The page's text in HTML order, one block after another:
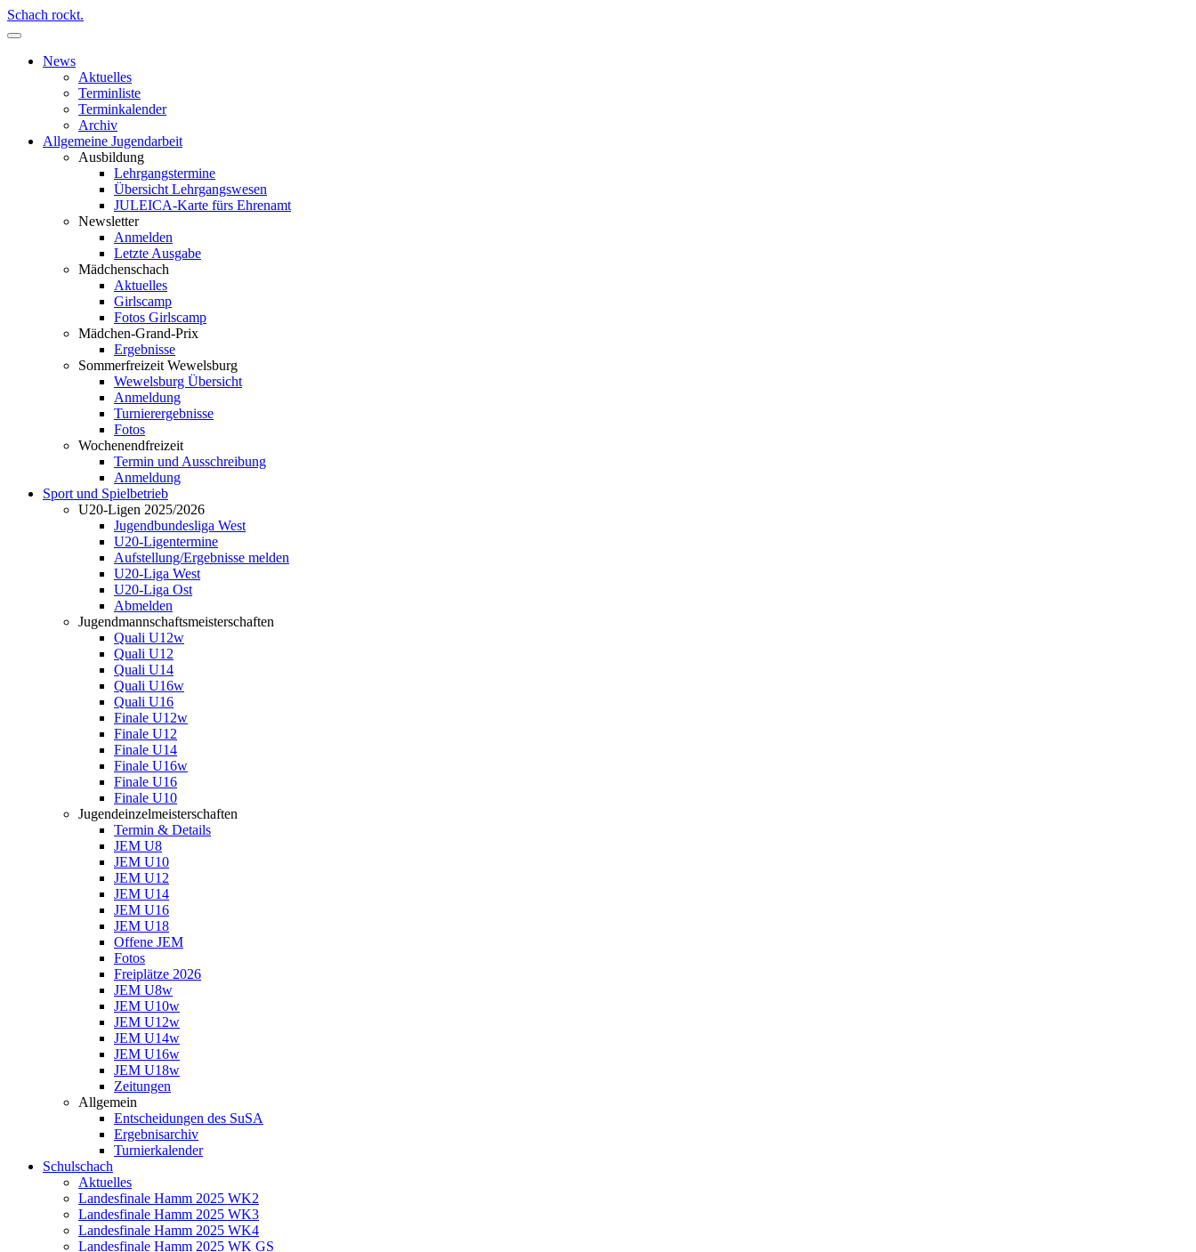
Schach rockt.
News
Aktuelles
Terminliste
Terminkalender
Archiv
Allgemeine Jugendarbeit
Ausbildung
Lehrgangstermine
Übersicht Lehrgangswesen
JULEICA-Karte fürs Ehrenamt
Newsletter
Anmelden
Letzte Ausgabe
Mädchenschach
Aktuelles
Girlscamp
Fotos Girlscamp
Mädchen-Grand-Prix
Ergebnisse
Sommerfreizeit Wewelsburg
Wewelsburg Übersicht
Anmeldung
Turnierergebnisse
Fotos
Wochenendfreizeit
Termin und Ausschreibung
Anmeldung
Sport und Spielbetrieb
U20-Ligen 2025/2026
Jugendbundesliga West
U20-Ligentermine
Aufstellung/Ergebnisse melden
U20-Liga West
U20-Liga Ost
Abmelden
Jugendmannschaftsmeisterschaften
Quali U12w
Quali U12
Quali U14
Quali U16w
Quali U16
Finale U12w
Finale U12
Finale U14
Finale U16w
Finale U16
Finale U10
Jugendeinzelmeisterschaften
Termin & Details
JEM U8
JEM U10
JEM U12
JEM U14
JEM U16
JEM U18
Offene JEM
Fotos
Freiplätze 2026
JEM U8w
JEM U10w
JEM U12w
JEM U14w
JEM U16w
JEM U18w
Zeitungen
Allgemein
Entscheidungen des SuSA
Ergebnisarchiv
Turnierkalender
Schulschach
Aktuelles
Landesfinale Hamm 2025 WK2
Landesfinale Hamm 2025 WK3
Landesfinale Hamm 2025 WK4
Landesfinale Hamm 2025 WK GS